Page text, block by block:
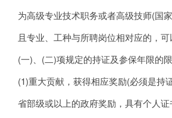
为高级专业技术职务或者高级技师(国
且专业、工种与所聘岗位相对应的，
(一)、(二)项规定的持证及参保年限的限
(1)重大贡献，获得相应奖励(必须是持
省部级或以上的政府奖励，具有个人证